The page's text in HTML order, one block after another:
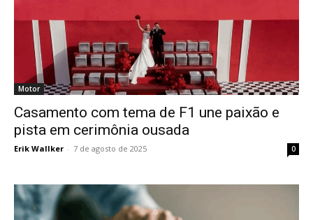
Motor
Casamento com tema de F1 une paixão e
pista em cerimônia ousada
Erik Wallker - 7 de agosto de 2025 0